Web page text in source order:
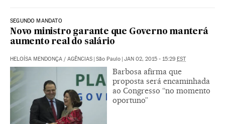
SEGUNDO MANDATO
Novo ministro garante que Governo manterá
aumento real do salário
HELOÍSA MENDONÇA / AGÊNCIAS São Paulo JAN 02, 2015 - 15:29 EST
Barbosa afirma que
proposta será encaminhada
ao Congresso “no momento
oportuno”